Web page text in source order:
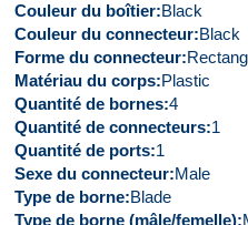
Couleur du boîtier Black
Couleur du connecteur Black
Forme du connecteur
Matériau du corps Plastic
Quantité de bornes 4
Quantité de connecteurs 1
Quantité de ports 1
Sexe du connecteur Male
Type de borne Blade
Type de borne (mâle/femelle)